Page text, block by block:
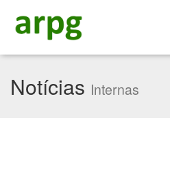
Notícias Internas